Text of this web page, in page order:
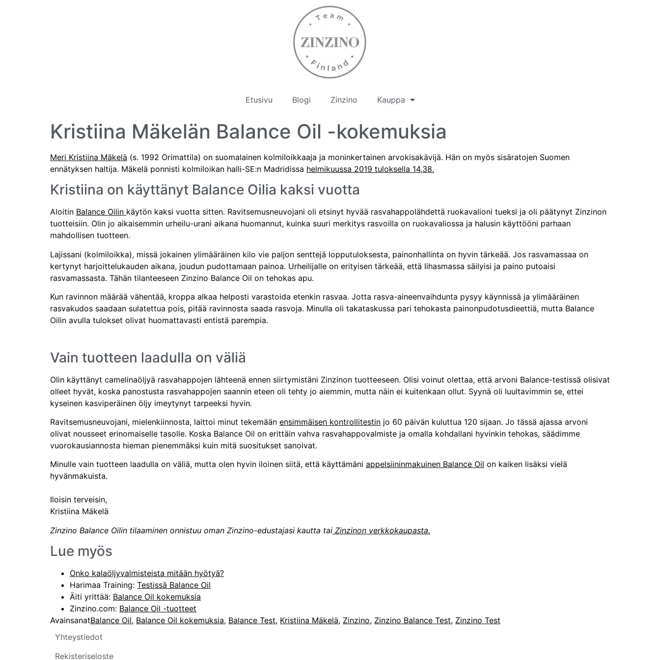
Etusivu Blogi Zinzino Kauppa
Kristiina Mäkelän Balance Oil -kokemuksia
Meri Kristiina Mäkelä (s. 1992 Orimattila) on suomalainen kolmiloikkaaja ja moninkertainen arvokisakävijä. Hän on myös sisäratojen Suomen
ennätyksen haltija. Mäkelä ponnisti kolmiloikan halli-SE:n Madridissa helmikuussa 2019 tuloksella 14,38.
Kristiina on käyttänyt Balance Oilia kaksi vuotta
Aloitin Balance Oilin käytön kaksi vuotta sitten. Ravitsemusneuvojani oli etsinyt hyvää rasvahappolähdettä ruokavalioni tueksi ja oli päätynyt Zinzinon
tuotteisiin. Olin jo aikaisemmin urheilu-urani aikana huomannut, kuinka suuri merkitys rasvoilla on ruokavaliossa ja halusin käyttööni parhaan
mahdollisen tuotteen.
Lajissani (kolmiloikka), missä jokainen ylimääräinen kilo vie paljon senttejä lopputuloksesta, painonhallinta on hyvin tärkeää. Jos rasvamassaa on
kertynyt harjoittelukauden aikana, joudun pudottamaan painoa. Urheilijalle on erityisen tärkeää, että lihasmassa säilyisi ja paino putoaisi
rasvamassasta. Tähän tilanteeseen Zinzino Balance Oil on tehokas apu.
Kun ravinnon määrää vähentää, kroppa alkaa helposti varastoida etenkin rasvaa. Jotta rasva-aineenvaihdunta pysyy käynnissä ja ylimääräinen
rasvakudos saadaan sulatettua pois, pitää ravinnosta saada rasvoja. Minulla oli takataskussa pari tehokasta painonpudotusdieettiä, mutta Balance
Oilin avulla tulokset olivat huomattavasti entistä parempia.
Vain tuotteen laadulla on väliä
Olin käyttänyt camelinaöljyä rasvahappojen lähteenä ennen siirtymistäni Zinzinon tuotteeseen. Olisi voinut olettaa, että arvoni Balance-testissä olisivat
olleet hyvät, koska panostusta rasvahappojen saannin eteen oli tehty jo aiemmin, mutta näin ei kuitenkaan ollut. Syynä oli luultavimmin se, ettei
kyseinen kasviperäinen öljy imeytynyt tarpeeksi hyvin.
Ravitsemusneuvojani, mielenkiinnosta, laittoi minut tekemään ensimmäisen kontrollitestin jo 60 päivän kuluttua 120 sijaan. Jo tässä ajassa arvoni
olivat nousseet erinomaiselle tasolle. Koska Balance Oil on erittäin vahva rasvahappovalmiste ja omalla kohdallani hyvinkin tehokas, säädimme
vuorokausiannosta hieman pienemmäksi kuin mitä suositukset sanoivat.
Minulle vain tuotteen laadulla on väliä, mutta olen hyvin iloinen siitä, että käyttämäni appelsiininmakuinen Balance Oil on kaiken lisäksi vielä
hyvänmakuista.
Iloisin terveisin,
Kristiina Mäkelä
Zinzino Balance Oilin tilaaminen onnistuu oman Zinzino-edustajasi kautta tai Zinzinon verkkokaupasta.
Lue myös
Onko kalaöljyvalmisteista mitään hyötyä?
Harimaa Training: Testissä Balance Oil
Äiti yrittää: Balance Oil kokemuksia
Zinzino.com: Balance Oil -tuotteet
AvainsanatBalance Oil, Balance Oil kokemuksia, Balance Test, Kristiina Mäkelä, Zinzino, Zinzino Balance Test, Zinzino Test
Yhteystiedot
Rekisteriseloste